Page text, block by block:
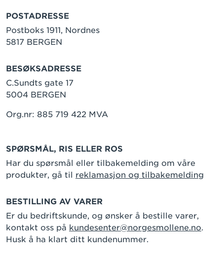
POSTADRESSE
Postboks 1911, Nordnes
5817 BERGEN
BESØKSADRESSE
C.Sundts gate 17
5004 BERGEN
Org.nr: 885 719 422 MVA
SPØRSMÅL, RIS ELLER ROS
Har du spørsmål eller tilbakemelding om våre
produkter, gå til reklamasjon og tilbakemelding
BESTILLING AV VARER
Er du bedriftskunde, og ønsker å bestille varer,
kontakt oss på kundesenter@norgesmollene.no.
Husk å ha klart ditt kundenummer.